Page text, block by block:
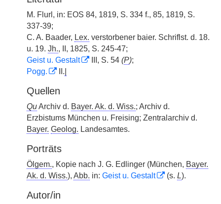
M. Flurl, in: EOS 84, 1819, S. 334 f., 85, 1819, S.
337-39;
C. A. Baader, Lex. verstorbener baier. Schriflst. d. 18.
u. 19. Jh., II, 1825, S. 245-47;
Geist u. Gestalt
III, S. 54 (P);
Pogg.
II.
Quellen
QuArchiv d. Bayer. Ak. d. Wiss.; Archiv d.
Erzbistums München u. Freising; Zentralarchiv d.
Bayer. Geolog. Landesamtes.
Porträts
Ölgem., Kopie nach J. G. Edlinger (München, Bayer.
Ak. d. Wiss.), Abb. in: Geist u. Gestalt (s. L).
Autor/in